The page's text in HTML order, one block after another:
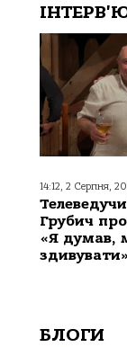
14:12, 2 Серпня,
Грубич
«Я думав,
здивувати»
БЛОГИ